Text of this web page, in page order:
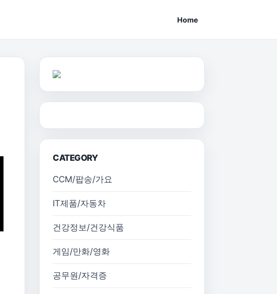
Home
CATEGORY
CCM/팝송/가요
IT제품/자동차
건강정보/건강식품
게임/만화/영화
공무원/자격증